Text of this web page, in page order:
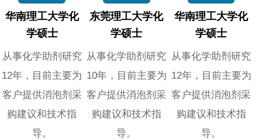
华南理工大学化
学硕士
从事化学助剂研究
12年，目前主要为
客户提供消泡剂采
购建议和技术指
导。
东莞理工大学化
学硕士
从事化学助剂研究
10年，目前主要为
客户提供消泡剂采
购建议和技术指
导。
华南理工大学化
学硕士
从事化学助剂研究
12年，目前主要为
客户提供消泡剂采
购建议和技术指
导。